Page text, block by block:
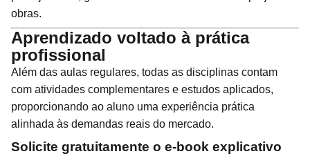
obras.
Aprendizado voltado à prática
profissional
Além das aulas regulares, todas as disciplinas contam
com atividades complementares e estudos aplicados,
proporcionando ao aluno uma experiência prática
alinhada às demandas reais do mercado.
Solicite gratuitamente o e-book explicativo